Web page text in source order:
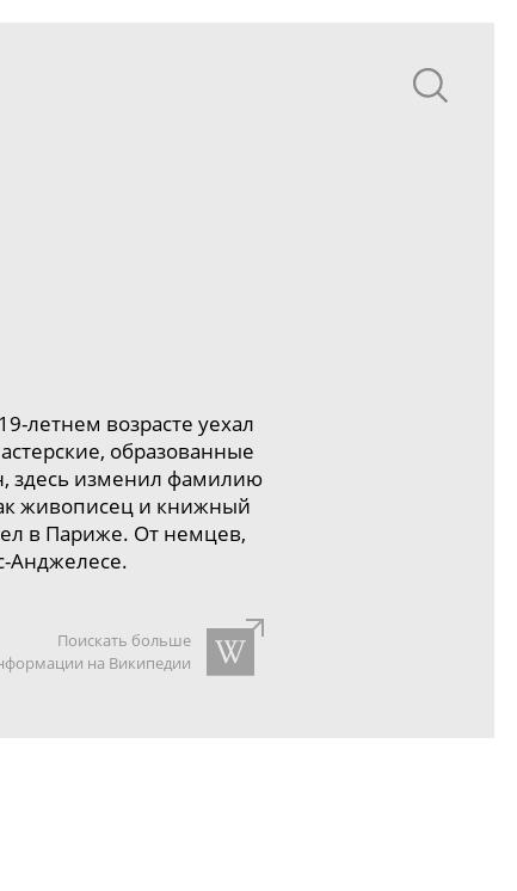
19-летнем возрасте уехал
образованные
здесь изменил фамилию
живописец и книжный
в Париже. От немцев,
Анджелесе.
Поискать больше
на Википедии